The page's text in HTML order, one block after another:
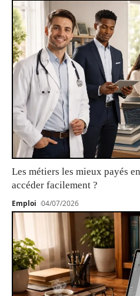
Les métiers les mieux payés
accéder facilement ?
Emploi 04/07/2026